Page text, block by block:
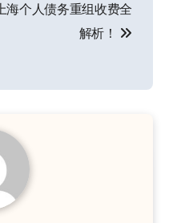
上海个人债务重组收费全
解析！